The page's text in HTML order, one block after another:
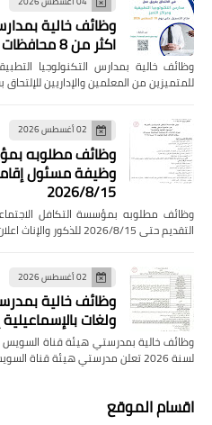
وظائف خالية
اكثر من 8 محافظات
للمتميزين من المعلمين والإداريين
02 أغسطس 2026
وظائف مطلوبه
وظيفة مسئول
2026/8/15
وظائف مطلوبه بمؤسسة التكافل
التقديم حتى 2026/8/15 للذكور والإناث اعلان…
02 أغسطس 2026
وظائف خالية
ولغات بالإسماعيلية إعلان
لسنة 2026 تعلن مدرستي هيئة قناة السويس عربي …
اقسام الموقع